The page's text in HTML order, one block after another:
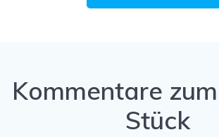
Kommentare
Stück